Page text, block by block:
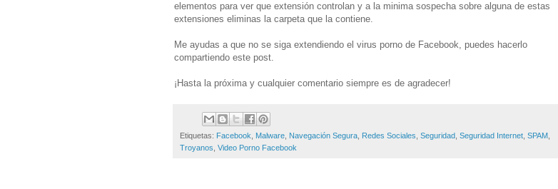
elementos para ver que extensión controlan y a la minima sospecha sobre alguna de estas
extensiones eliminas la carpeta que la contiene.
Me ayudas a que no se siga extendiendo el virus porno de Facebook, puedes hacerlo
compartiendo este post.
¡Hasta la próxima y cualquier comentario siempre es de agradecer!
Etiquetas: Facebook Malware Navegación Segura Redes Sociales Seguridad Seguridad Internet SPAM
Troyanos Video Porno Facebook